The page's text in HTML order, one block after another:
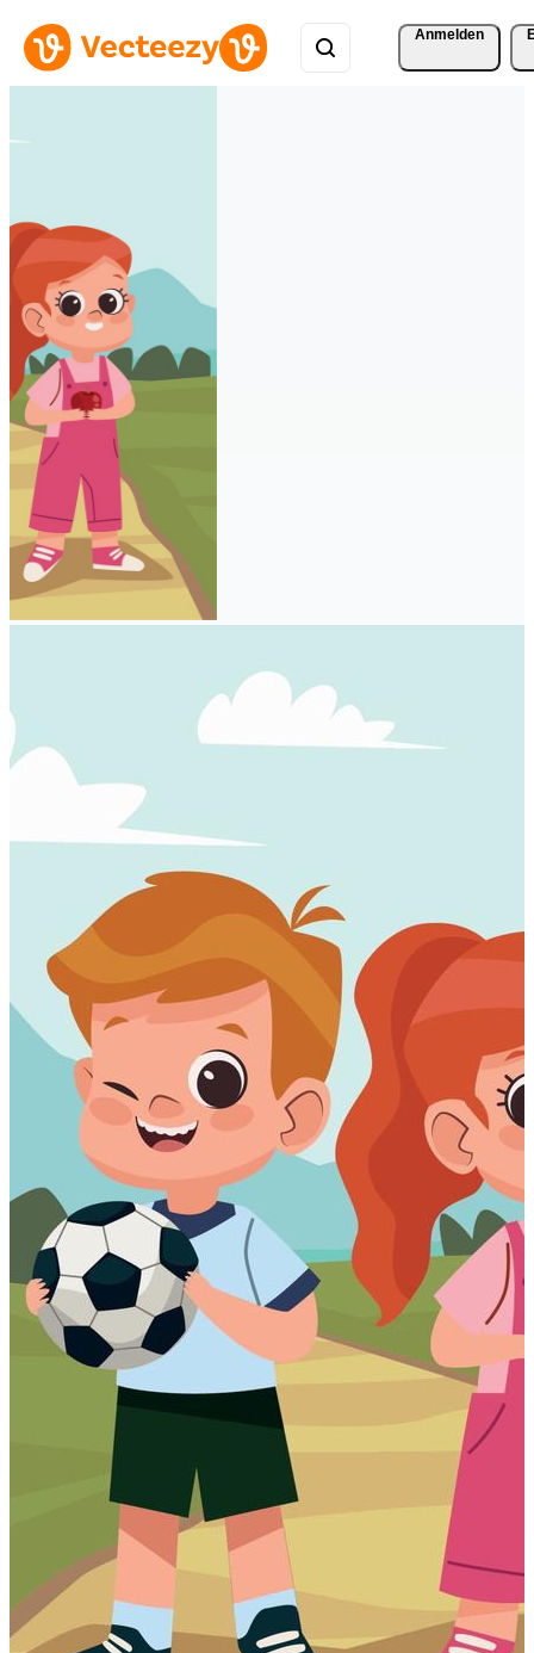
Anmelden